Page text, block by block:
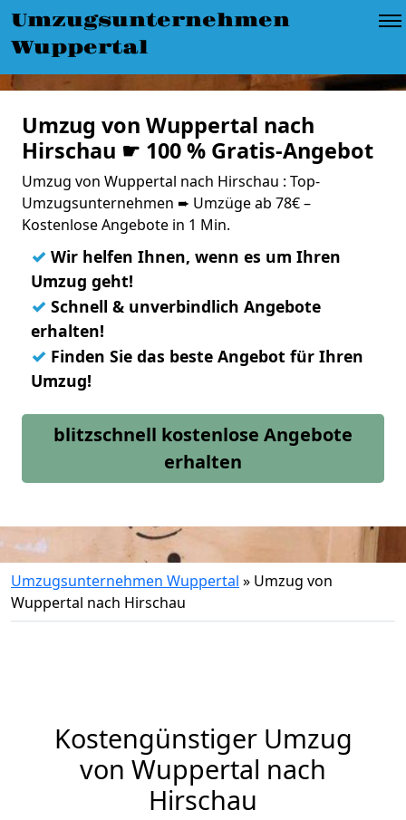
Umzugsunternehmen
Wuppertal
Umzug von Wuppertal nach
Hirschau ☛ 100 % Gratis-Angebot
Umzug von Wuppertal nach Hirschau : Top-
Umzugsunternehmen ➨ Umzüge ab 78€ –
Kostenlose Angebote in 1 Min.
✓ Wir helfen Ihnen, wenn es um Ihren
Umzug geht!
✓ Schnell & unverbindlich Angebote
erhalten!
✓ Finden Sie das beste Angebot für Ihren
Umzug!
blitzschnell kostenlose Angebote
erhalten
Umzugsunternehmen Wuppertal » Umzug von
Wuppertal nach Hirschau
Kostengünstiger Umzug
von Wuppertal nach
Hirschau